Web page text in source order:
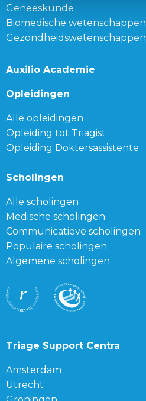
Geneeskunde
Biomedische wetenschappen
Gezondheidswetenschappen
Auxilio Academie
Opleidingen
Alle opleidingen
Opleiding tot Triagist
Opleiding Doktersassistente
Scholingen
Alle scholingen
Medische scholingen
Communicatieve scholingen
Populaire scholingen
Algemene scholingen
Triage Support Centra
Amsterdam
Utrecht